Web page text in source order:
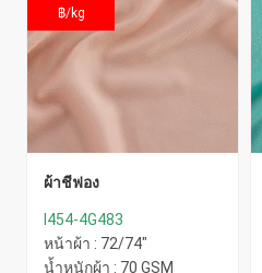
฿/kg
฿/kg
ผ้าชีฟอง
I454-4G483
หน้าผ้า : 72/74"
น้ำหนักผ้า : 70 GSM